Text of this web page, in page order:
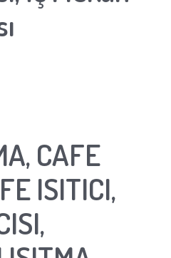
CAFE
ISITICI,